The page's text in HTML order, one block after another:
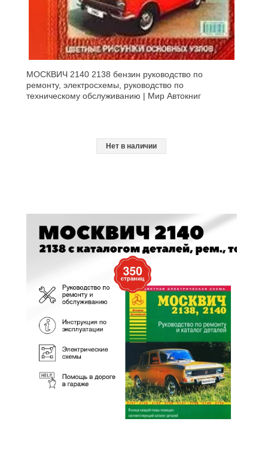
МОСКВИЧ 2140 2138 бензин руководство по
ремонту, электросхемы, руководство по
техническому обслуживанию | Мир Автокниг
Нет в наличии